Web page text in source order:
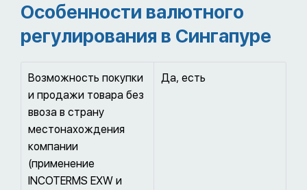
Особенности валютного
регулирования в Сингапуре
Возможность покупки
и продажи товара без
ввоза в страну
местонахождения
компании
(применение
INCOTERMS EXW и
Да, есть